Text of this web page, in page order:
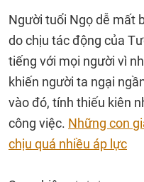
Người tuổi Ngọ dễ mất
do chịu tác động của
tiếng với mọi người vì
khiến người ta ngại
vào đó, tính thiếu kiên
công việc. Những con
chịu quá nhiều áp lực